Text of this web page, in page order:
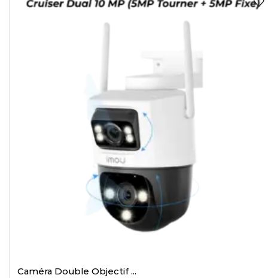
Caméra Double Objectif ...